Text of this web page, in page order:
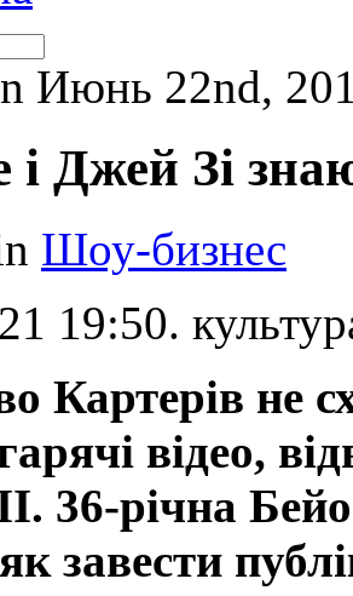
Июнь 22nd,
і Джей Зі
Шоу-бизнес
19:50.
Картерів не
відео,
36-річна
завести